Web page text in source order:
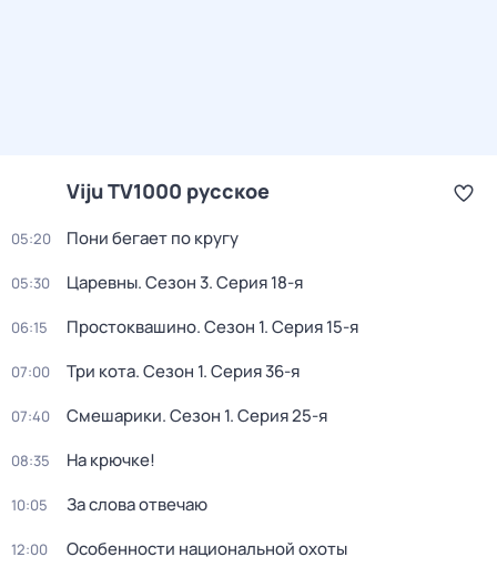
Viju TV1000 русское
05:20 Пони бегает по кругу
05:30 Царевны. Сезон 3. Серия 18-я
06:15 Простоквашино. Сезон 1. Серия 15-я
07:00 Три кота. Сезон 1. Серия 36-я
07:40 Смешарики. Сезон 1. Серия 25-я
08:35 На крючке!
10:05 За слова отвечаю
12:00 Особенности национальной охоты